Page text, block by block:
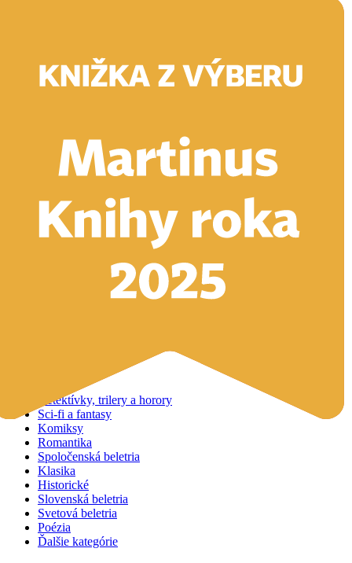
Vyhľadávanie
Vyhľadávanie
Detektívky, trilery a horory
Sci-fi a fantasy
Komiksy
Romantika
Spoločenská beletria
Klasika
Historické
Slovenská beletria
Svetová beletria
Poézia
Ďalšie kategórie